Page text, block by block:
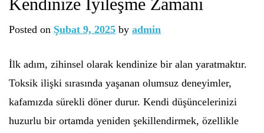
Posted on Şubat 9, 2025 by admin
İlk adım, zihinsel olarak kendinize bir alan yaratmaktır.
Toksik ilişki sırasında yaşanan olumsuz deneyimler,
kafamızda sürekli döner durur. Kendi düşüncelerinizi
huzurlu bir ortamda yeniden şekillendirmek, özellikle